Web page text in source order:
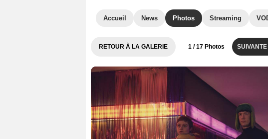
Accueil News Photos Streaming
RETOUR À LA GALERIE 1 / 17 Photos SUIVANTE